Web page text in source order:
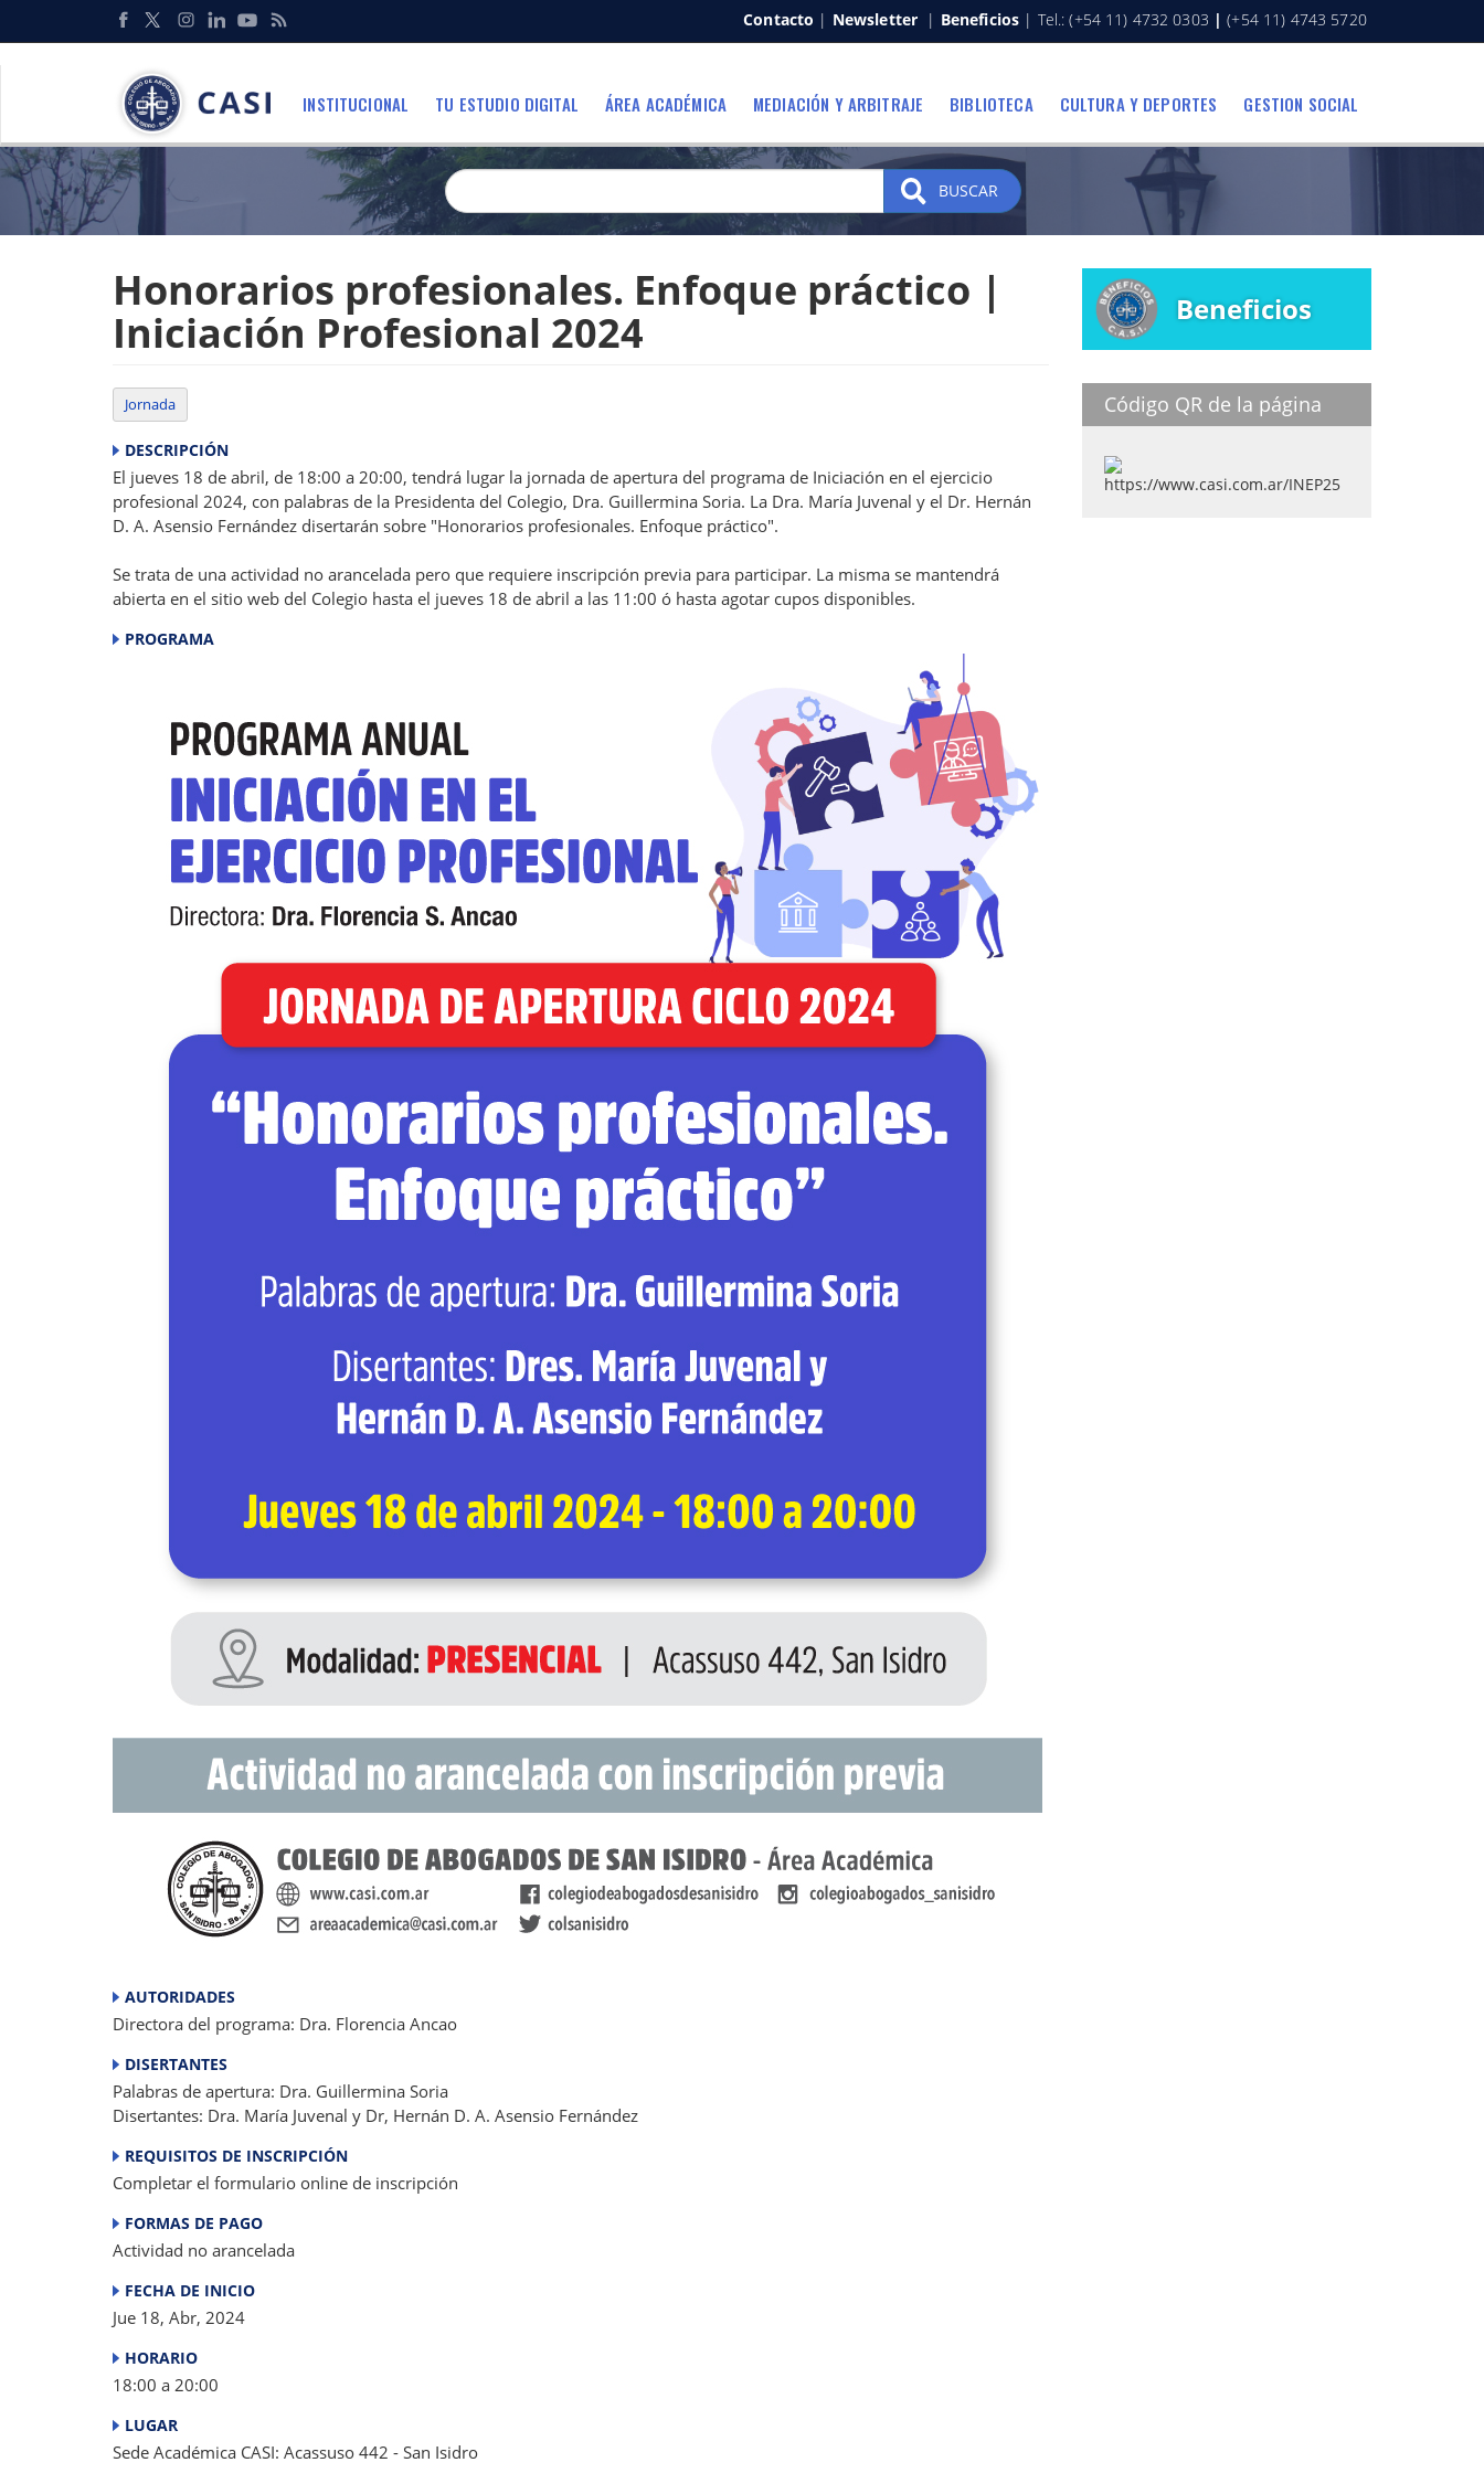
Redes
Sociales
Menu
Contacto | Newsletter | Beneficios | Tel.: (+54 11) 4732 0303 | (+54 11) 4743 5720
INSTITUCIONAL TU ESTUDIO DIGITAL ÁREA ACADÉMICA MEDIACIÓN Y ARBITRAJE BIBLIOTECA CULTURA Y DEPORTES GESTION SOCIAL
BUSCAR
Honorarios profesionales. Enfoque práctico |
Iniciación Profesional 2024
Jornada
DESCRIPCIÓN
El jueves 18 de abril, de 18:00 a 20:00, tendrá lugar la jornada de apertura del programa de Iniciación en el ejercicio
profesional 2024, con palabras de la Presidenta del Colegio, Dra. Guillermina Soria. La Dra. María Juvenal y el Dr. Hernán
D. A. Asensio Fernández disertarán sobre "Honorarios profesionales. Enfoque práctico".
Se trata de una actividad no arancelada pero que requiere inscripción previa para participar. La misma se mantendrá
abierta en el sitio web del Colegio hasta el jueves 18 de abril a las 11:00 ó hasta agotar cupos disponibles.
PROGRAMA
AUTORIDADES
Directora del programa: Dra. Florencia Ancao
DISERTANTES
Palabras de apertura: Dra. Guillermina Soria
Disertantes: Dra. María Juvenal y Dr, Hernán D. A. Asensio Fernández
REQUISITOS DE INSCRIPCIÓN
Completar el formulario online de inscripción
FORMAS DE PAGO
Actividad no arancelada
FECHA DE INICIO
Jue 18, Abr, 2024
HORARIO
18:00 a 20:00
LUGAR
Sede Académica CASI: Acassuso 442 - San Isidro
Beneficios
Código QR de la página